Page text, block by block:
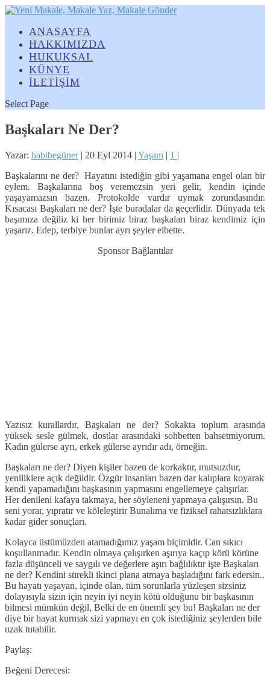
ANASAYFA
HAKKIMIZDA
HUKUKSAL
KÜNYE
İLETİŞİM
Select Page
Başkaları Ne Der?
Yazar: habibegüner| 20 Eyl 2014 | Yaşam | 1 |
Başkalarını ne der? Hayatını istediğin gibi yaşamana engel olan bir
eylem. Başkalarına boş veremezsin yeri gelir, kendin içinde
yaşayamazsın bazen. Protokolde vardır uymak zorundasındır.
Kısacası Başkaları ne der? İşte buradalar da geçerlidir. Dünyada tek
başımıza değiliz ki her birimiz biraz başkaları biraz kendimiz için
yaşarız. Edep, terbiye bunlar ayrı şeyler elbette.
Sponsor Bağlantılar
Yazısız kurallardır, Başkaları ne der? Sokakta toplum arasında
yüksek sesle gülmek, dostlar arasındaki sohbetten bahsetmiyorum.
Kadın gülerse ayrı, erkek gülerse ayrıdır adı, örneğin.
Başkaları ne der? Diyen kişiler bazen de korkaktır, mutsuzdur,
yeniliklere açık değildir. Özgür insanları bazen dar kalıplara koyarak
kendi yapamadığını başkasının yapmasını engellemeye çalışırlar.
Her denileni kafaya takmaya, her söyleneni yapmaya çalışırsın. Bu
seni yorar, yıpratır ve köleleştirir Bunalıma ve fiziksel rahatsızlıklara
kadar gider sonuçları.
Kolayca üstümüzden atamadığımız yaşam biçimidir. Can sıkıcı
koşullanmadır. Kendin olmaya çalışırken aşırıya kaçıp körü körüne
fazla düşünceli ve saygılı ve değerlere aşırı bağlılıktır işte Başkaları
ne der? Kendini sürekli ikinci plana atmaya başladığını fark edersin..
Bu hayatı yaşayan, içinde olan, tüm sorunlarla yüzleşen sizsiniz
dolayısıyla sizin için neyin iyi neyin kötü olduğunu bir başkasının
bilmesi mümkün değil, Belki de en önemli şey bu! Başkaları ne der
diye bir hayat kurmak sizi yapmayı en çok istediğiniz şeylerden bile
uzak tutabilir.
Paylaş:
Beğeni Derecesi: